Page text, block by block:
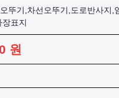
뚜기,차선오뚜기,도로반사지,
표지
원